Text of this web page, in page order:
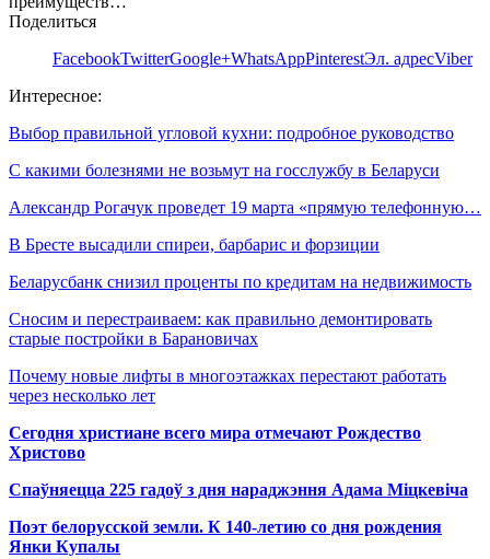
Поделиться
FacebookTwitterGoogle+WhatsAppPinterestЭл. адресViber
Интересное:
Выбор правильной угловой кухни: подробное руководство
С какими болезнями не возьмут на госслужбу в Беларуси
Александр Рогачук проведет 19 марта «прямую телефонную…
В Бресте высадили спиреи, барбарис и форзиции
Беларусбанк снизил проценты по кредитам на недвижимость
Сносим и перестраиваем: как правильно демонтировать
старые постройки в Барановичах
Почему новые лифты в многоэтажках перестают работать
через несколько лет
Сегодня христиане всего мира отмечают Рождество
Христово
Спаўняецца 225 гадоў з дня нараджэння Адама Міцкевіча
Поэт белорусской земли. К 140-летию со дня рождения
Янки Купалы